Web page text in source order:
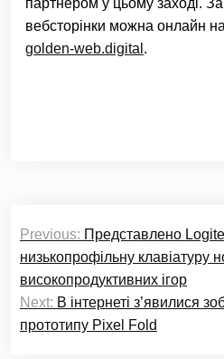
вебсторінки можна онлайн на
golden-web.digital .
записів
Previous: Представлено
низькопрофільну клавіатуру
високопродуктивних ігор
Next: В інтернеті з’явилися
прототипу Pixel Fold